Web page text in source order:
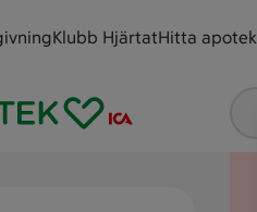
Klubb HjärtatHitta apotek